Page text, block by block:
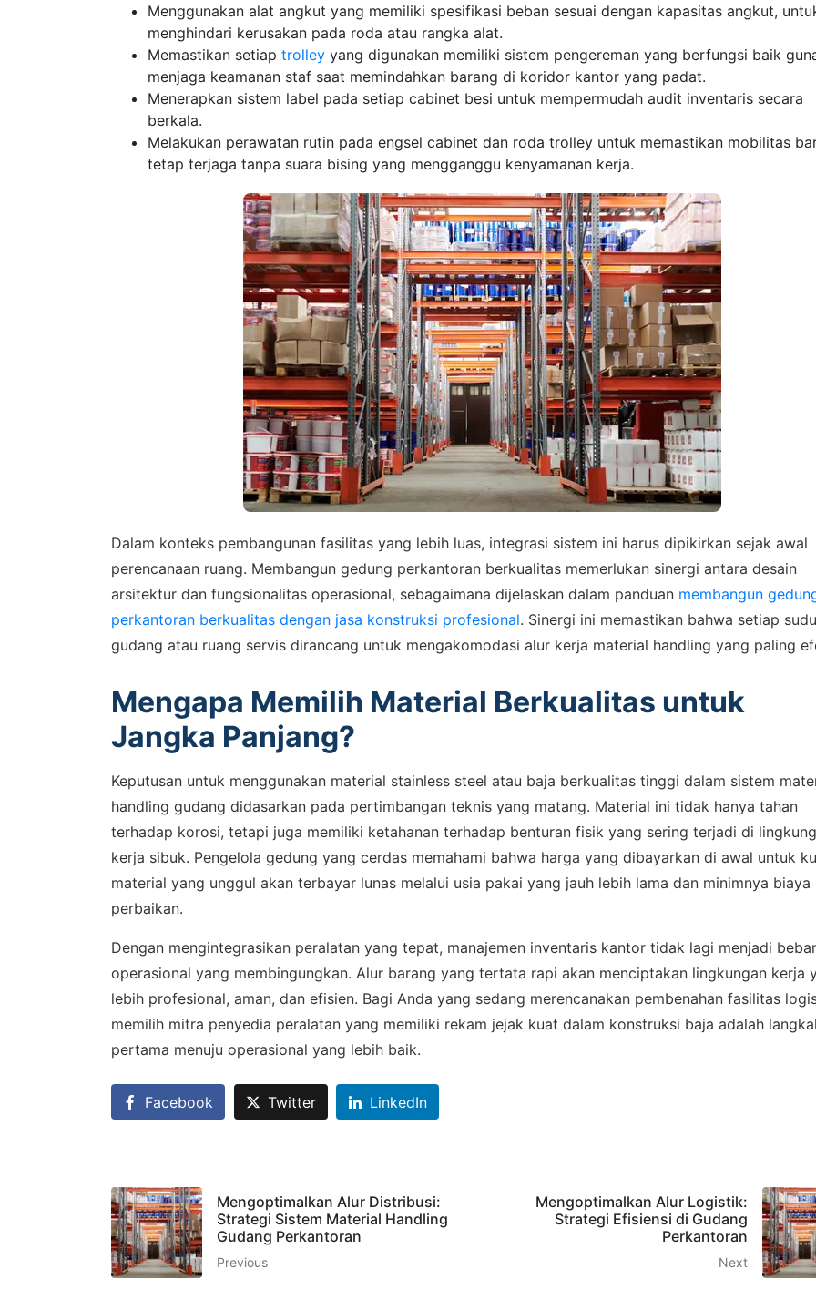
Menggunakan alat angkut yang memiliki spesifikasi beban sesuai dengan kapasitas angkut,
menghindari kerusakan pada roda atau rangka alat.
Memastikan setiap trolley yang digunakan memiliki sistem pengereman yang berfungsi baik
menjaga keamanan staf saat memindahkan barang di koridor kantor yang padat.
Menerapkan sistem label pada setiap cabinet besi untuk mempermudah audit inventaris secara
berkala.
Melakukan perawatan rutin pada engsel cabinet dan roda trolley untuk memastikan mobilitas
tetap terjaga tanpa suara bising yang mengganggu kenyamanan kerja.
Dalam konteks pembangunan fasilitas yang lebih luas, integrasi sistem ini harus dipikirkan sejak awal
perencanaan ruang. Membangun gedung perkantoran berkualitas memerlukan sinergi antara desain
arsitektur dan fungsionalitas operasional, sebagaimana dijelaskan dalam panduan membangun
perkantoran berkualitas dengan jasa konstruksi profesional. Sinergi ini memastikan bahwa setiap
gudang atau ruang servis dirancang untuk mengakomodasi alur kerja material handling yang paling
Mengapa Memilih Material Berkualitas untuk
Jangka Panjang?
Keputusan untuk menggunakan material stainless steel atau baja berkualitas tinggi dalam sistem
handling gudang didasarkan pada pertimbangan teknis yang matang. Material ini tidak hanya tahan
terhadap korosi, tetapi juga memiliki ketahanan terhadap benturan fisik yang sering terjadi di
kerja sibuk. Pengelola gedung yang cerdas memahami bahwa harga yang dibayarkan di awal untuk
material yang unggul akan terbayar lunas melalui usia pakai yang jauh lebih lama dan minimnya biaya
perbaikan.
Dengan mengintegrasikan peralatan yang tepat, manajemen inventaris kantor tidak lagi menjadi
operasional yang membingungkan. Alur barang yang tertata rapi akan menciptakan lingkungan kerja
lebih profesional, aman, dan efisien. Bagi Anda yang sedang merencanakan pembenahan fasilitas
memilih mitra penyedia peralatan yang memiliki rekam jejak kuat dalam konstruksi baja adalah
pertama menuju operasional yang lebih baik.
Facebook Twitter LinkedIn
Mengoptimalkan Alur Distribusi:
Strategi Sistem Material Handling
Gudang Perkantoran
Previous
Mengoptimalkan Alur Logistik:
Strategi Efisiensi di Gudang
Perkantoran
Next
Admin 1
6281310045708
Admin 2
62811893101